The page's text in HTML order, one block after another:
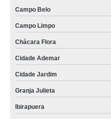
Campo Belo
Campo Limpo
Chácara Flora
Cidade Ademar
Cidade Jardim
Granja Julieta
Ibirapuera